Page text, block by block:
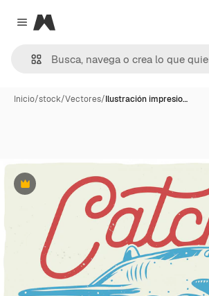
Close menu
Magnific
Inicio/stock/Vectores/Ilustración impresio…
Premium